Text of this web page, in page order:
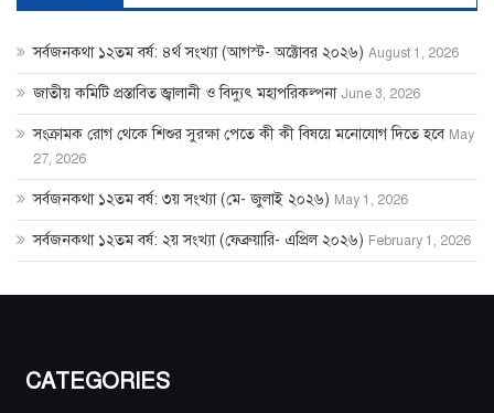
সর্বজনকথা ১২তম বর্ষ: ৪র্থ সংখ্যা (আগস্ট- অক্টোবর ২০২৬) August 1, 2026
জাতীয় কমিটি প্রস্তাবিত জ্বালানী ও বিদ্যুৎ মহাপরিকল্পনা June 3, 2026
সংক্রামক রোগ থেকে শিশুর সুরক্ষা পেতে কী কী বিষয়ে মনোযোগ দিতে হবে May
27, 2026
সর্বজনকথা ১২তম বর্ষ: ৩য় সংখ্যা (মে- জুলাই ২০২৬) May 1, 2026
সর্বজনকথা ১২তম বর্ষ: ২য় সংখ্যা (ফেব্রুয়ারি- এপ্রিল ২০২৬) February 1, 2026
CATEGORIES